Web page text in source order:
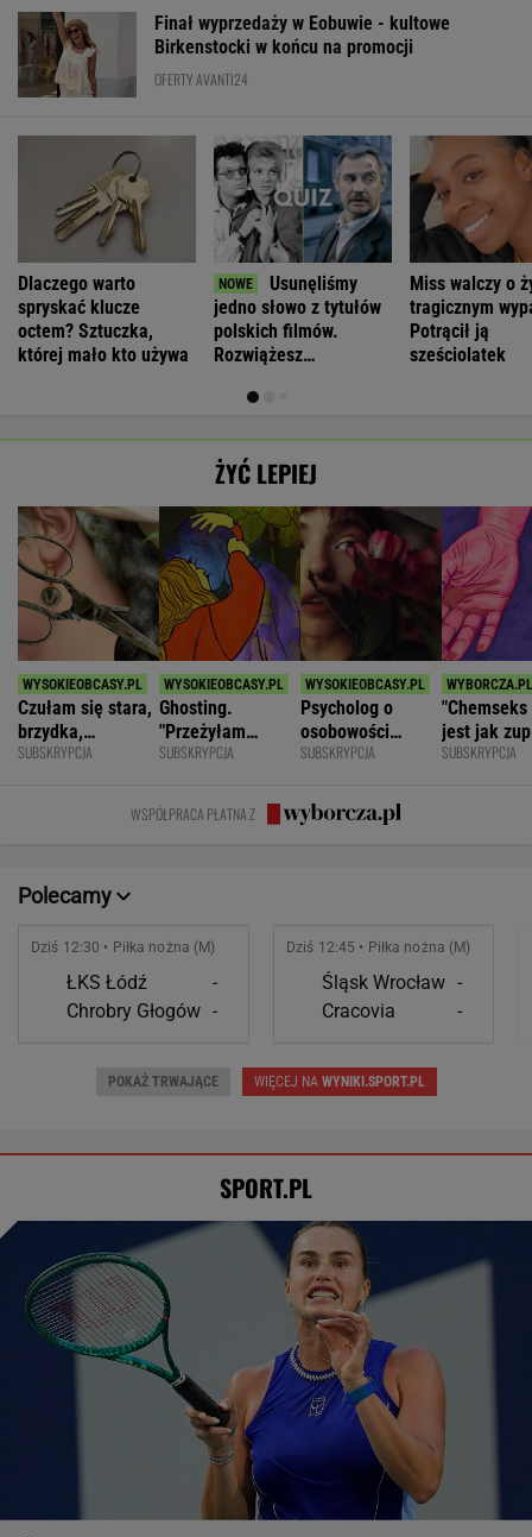
Finał wyprzedaży w Eobuwie - kultowe
Birkenstocki w końcu na promocji
OFERTY AVANTI24
Dlaczego warto
spryskać klucze
octem? Sztuczka,
której mało kto używa
Usunęliśmy
jedno słowo z tytułów
polskich filmów.
Rozwiążesz
Miss walczy o
tragicznym
Potrącił ją
sześciolatek
ŻYĆ LEPIEJ
Czułam się stara,
brzydka,
niepotrzebna.
mnie dla młodszej
SUBSKRYPCJA
Ghosting.
"Przeżyłam
najpiękniejszy
mnie i znikł"
SUBSKRYPCJA
Psycholog o
osobowości
narcystycznej:
albo do niczego
SUBSKRYPCJA
"Chemseks
jest jak
Nażresz
SUBSKRYPCJA
WSPÓŁPRACA PŁATNA Z
Polecamy
Dziś 12:30 • Piłka nożna (M)
ŁKS Łódź
-
Chrobry Głogów -
Dziś 12:45 • Piłka nożna (M)
Śląsk Wrocław -
Cracovia
-
POKAŻ TRWAJĄCE WIĘCEJ NAWYNIKI.SPORT.PL
SPORT.PL